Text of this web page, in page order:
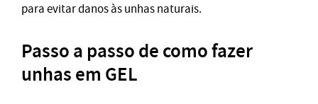
para evitar danos às unhas naturais.
Passo a passo de como fazer
unhas em GEL